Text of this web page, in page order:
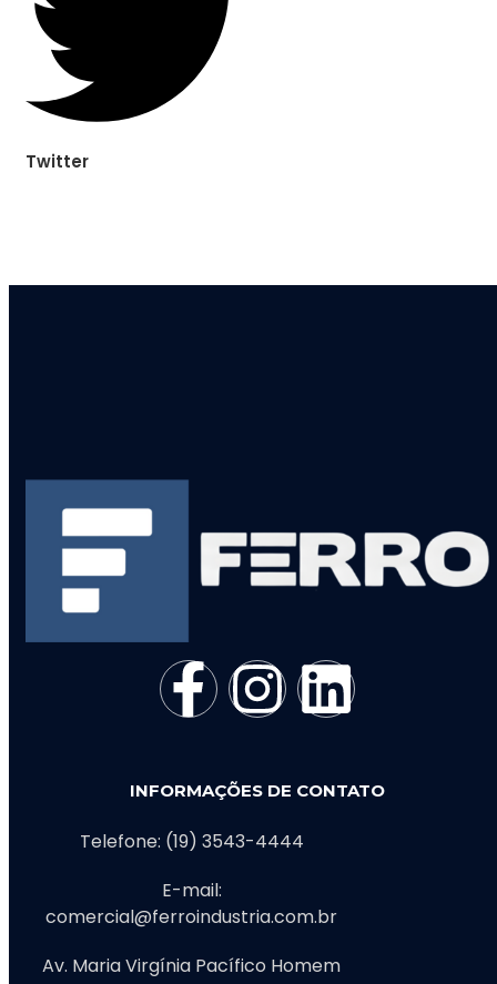
Twitter
INFORMAÇÕES DE CONTATO
Telefone: (19) 3543-4444
E-mail:
comercial@ferroindustria.com.br
Av. Maria Virgínia Pacífico Homem